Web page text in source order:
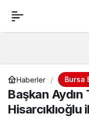
Haberler Bursa
Başkan Aydın
Başkan Aydın TOBB